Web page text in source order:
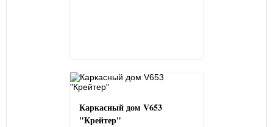
Каркасный дом V653
"Крейтер"